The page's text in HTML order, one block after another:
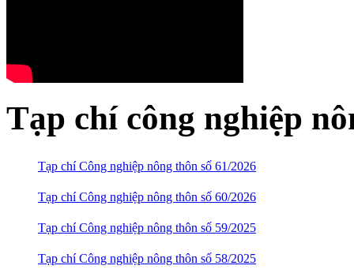
Tạp chí công nghiệp
Tạp chí Công nghiệp nông thôn số 61/2026
Tạp chí Công nghiệp nông thôn số 60/2026
Tạp chí Công nghiệp nông thôn số 59/2025
Tạp chí Công nghiệp nông thôn số 58/2025